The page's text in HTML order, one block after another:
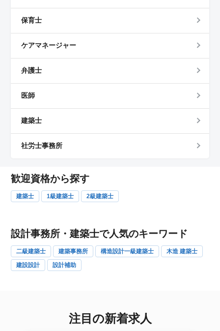
保育士
ケアマネージャー
弁護士
医師
建築士
社労士事務所
歓迎資格から探す
建築士 1級建築士 2級建築士
設計事務所・建築士で人気のキーワード
二級建築士 建築事務所 構造設計一級建築士
木造 建築士
建設設計
設計補助
注目の新着求人